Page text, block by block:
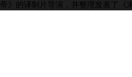
》的译制片导演，并整理发表了